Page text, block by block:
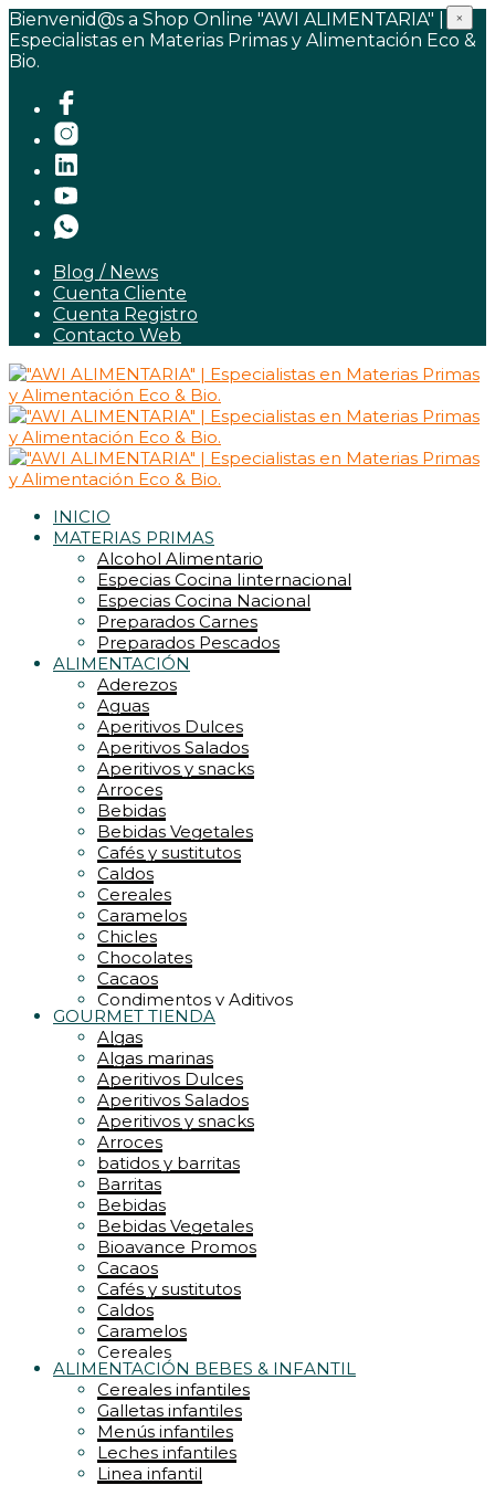
Bienvenid@s a Shop Online "AWI ALIMENTARIA" |
Especialistas en Materias Primas y Alimentación Eco &
Bio.
Blog / News
Cuenta Cliente
Cuenta Registro
Contacto Web
INICIO
MATERIAS PRIMAS
Alcohol Alimentario
Especias Cocina Iinternacional
Especias Cocina Nacional
Preparados Carnes
Preparados Pescados
ALIMENTACIÓN
Aderezos
Aguas
Aperitivos Dulces
Aperitivos Salados
Aperitivos y snacks
Arroces
Bebidas
Bebidas Vegetales
Cafés y sustitutos
Caldos
Cereales
Caramelos
Chicles
Chocolates
Cacaos
Condimentos y Aditivos
Conservas
CREMAS y RELLENOS
Dulces
Encurtidos
Energéticos
Especias y hierbas
Frutos secos
Galletas
galletas y pastelería
Gofres y Waffles
Golosinas
grandes formatos
Harinas
Endulzantes
Kombucha
krunchys
Lácteos
Jaleas
Latas y conservas
leche y quesos
Legumbres
Mermeladas
GOURMET TIENDA
Algas
Algas marinas
Aperitivos Dulces
Aperitivos Salados
Aperitivos y snacks
Arroces
batidos y barritas
Barritas
Bebidas
Bebidas Vegetales
Bioavance Promos
Cacaos
Cafés y sustitutos
Caldos
Caramelos
Cereales
Frutas deshidratadas
Frutos secos
Mieles
Jaleas
Levaduras
Jugos y superjugos
ALIMENTACIÓN BEBES & INFANTIL
Cereales infantiles
Galletas infantiles
Menús infantiles
Leches infantiles
Linea infantil
×